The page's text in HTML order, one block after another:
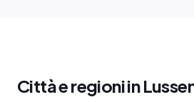
Città e regioni in